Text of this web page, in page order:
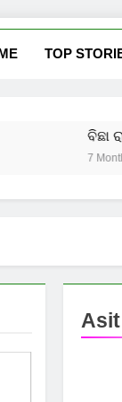
TOP
ବିଛା
7 Months